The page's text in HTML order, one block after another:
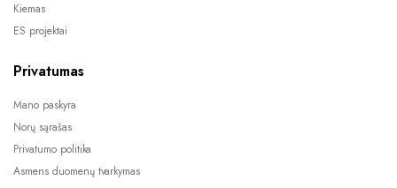
Kiemas
ES projektai
Privatumas
Mano paskyra
Norų sąrašas
Privatumo politika
Asmens duomenų tvarkymas